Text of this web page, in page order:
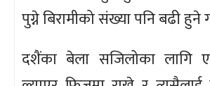
पुग्ने बिरामीको संख्या पनि बढी हुने
दशैंका बेला सजिलोका